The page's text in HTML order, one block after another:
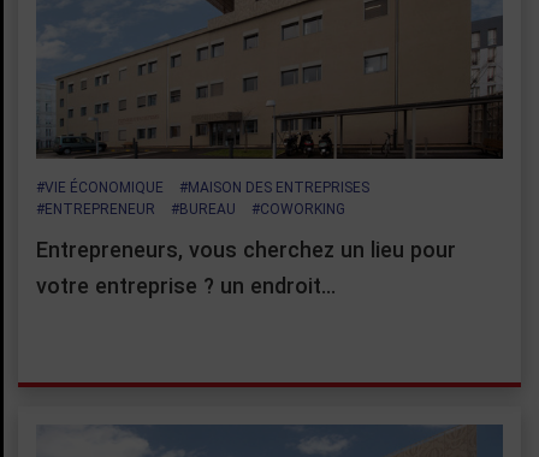
#VIE ÉCONOMIQUE
#MAISON DES ENTREPRISES
#ENTREPRENEUR
#BUREAU #COWORKING
Entrepreneurs, vous cherchez un lieu pour
votre entreprise ? un endroit…